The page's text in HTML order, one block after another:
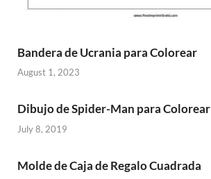
Bandera de Ucrania para Colorear
August 1, 2023
Dibujo de Spider-Man para Colorear
July 8, 2019
Molde de Caja de Regalo Cuadrada